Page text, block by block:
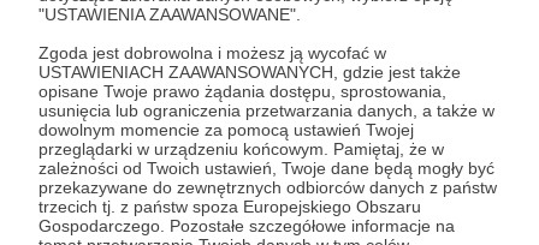
"USTAWIENIA ZAAWANSOWANE".
Zgoda jest dobrowolna i możesz ją wycofać w
USTAWIENIACH ZAAWANSOWANYCH, gdzie jest także
opisane Twoje prawo żądania dostępu, sprostowania,
usunięcia lub ograniczenia przetwarzania danych, a także w
dowolnym momencie za pomocą ustawień Twojej
przeglądarki w urządzeniu końcowym. Pamiętaj, że w
zależności od Twoich ustawień, Twoje dane będą mogły być
przekazywane do zewnętrznych odbiorców danych z państw
trzecich tj. z państw spoza Europejskiego Obszaru
Gospodarczego. Pozostałe szczegółowe informacje na
scenariusza. Czerpiemy z sugestii publiczności i
tworzymy zabawne scenki na żywo – tu i teraz.
Wiadomość Obserwuj